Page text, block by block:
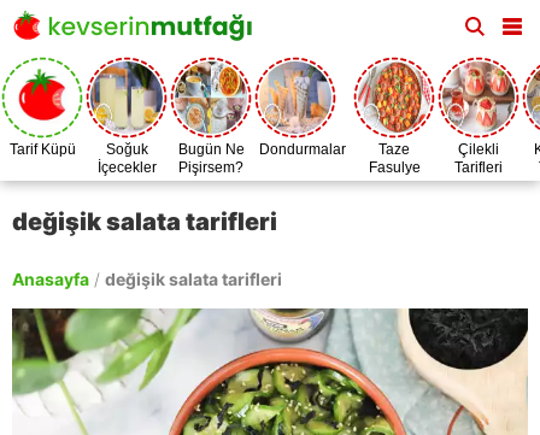
Tarif Küpü
Soğuk
İçecekler
Bugün Ne
Pişirsem?
Dondurmalar
Taze
Fasulye
Zamanı
Çilekli
Tarifleri
değişik salata tarifleri
Anasayfa / değişik salata tarifleri